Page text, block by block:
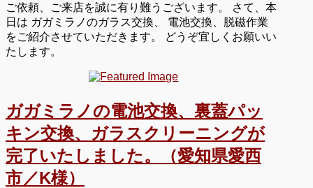
ご依頼、ご来店を誠に有り難うございます。 さて、本
日は ガガミラノのガラス交換、 電池交換、脱磁作業
をご紹介させていただきます。 どうぞ宜しくお願いい
たします。
ガガミラノの電池交換、裏蓋パッ
キン交換、ガラスクリーニングが
完了いたしました。（愛知県愛西
市／K様）